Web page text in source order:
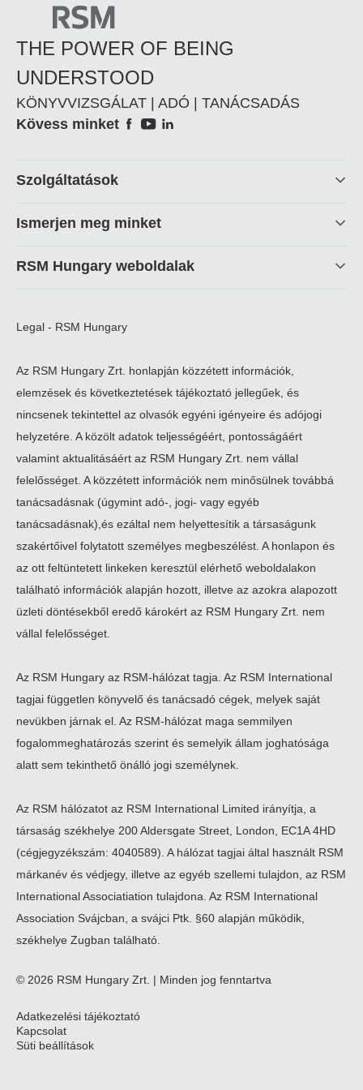
THE POWER OF BEING
UNDERSTOOD
KÖNYVVIZSGÁLAT | ADÓ | TANÁCSADÁS
Social
Kövess minket
Footer
Szolgáltatások
Ismerjen meg minket
RSM Hungary weboldalak
Legal - RSM Hungary
Az RSM Hungary Zrt. honlapján közzétett információk,
elemzések és következtetések tájékoztató jellegűek, és
nincsenek tekintettel az olvasók egyéni igényeire és adójogi
helyzetére. A közölt adatok teljességéért, pontosságáért
valamint aktualitásáért az RSM Hungary Zrt. nem vállal
felelősséget. A közzétett információk nem minősülnek továbbá
tanácsadásnak (úgymint adó-, jogi- vagy egyéb
tanácsadásnak),és ezáltal nem helyettesítik a társaságunk
szakértőivel folytatott személyes megbeszélést. A honlapon és
az ott feltüntetett linkeken keresztül elérhető weboldalakon
található információk alapján hozott, illetve az azokra alapozott
üzleti döntésekből eredő károkért az RSM Hungary Zrt. nem
vállal felelősséget.
Az RSM Hungary az RSM-hálózat tagja. Az RSM International
tagjai független könyvelő és tanácsadó cégek, melyek saját
nevükben járnak el. Az RSM-hálózat maga semmilyen
fogalommeghatározás szerint és semelyik állam joghatósága
alatt sem tekinthető önálló jogi személynek.
Az RSM hálózatot az RSM International Limited irányítja, a
társaság székhelye 200 Aldersgate Street, London, EC1A 4HD
(cégjegyzékszám: 4040589). A hálózat tagjai által használt RSM
márkanév és védjegy, illetve az egyéb szellemi tulajdon, az RSM
International Associatiation tulajdona. Az RSM International
Association Svájcban, a svájci Ptk. §60 alapján működik,
székhelye Zugban található.
© 2026 RSM Hungary Zrt. | Minden jog fenntartva
Legal
menu
Adatkezelési tájékoztató
Kapcsolat
Süti beállítások